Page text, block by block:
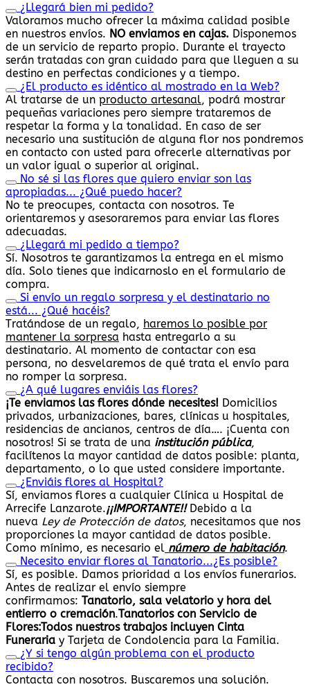
¿Llegará bien mi pedido?
Valoramos mucho ofrecer la máxima calidad posible
en nuestros envíos. NO enviamos en cajas. Disponemos
de un servicio de reparto propio. Durante el trayecto
serán tratadas con gran cuidado para que lleguen a su
destino en perfectas condiciones y a tiempo.
¿El producto es idéntico al mostrado en la Web?
Al tratarse de un producto artesanal, podrá mostrar
pequeñas variaciones pero siempre trataremos de
respetar la forma y la tonalidad. En caso de ser
necesario una sustitución de alguna flor nos pondremos
en contacto con usted para ofrecerle alternativas por
un valor igual o superior al original.
No sé si las flores que quiero enviar son las
apropiadas... ¿Qué puedo hacer?
No te preocupes, contacta con nosotros. Te
orientaremos y asesoraremos para enviar las flores
adecuadas.
¿Llegará mi pedido a tiempo?
Sí. Nosotros te garantizamos la entrega en el mismo
día. Solo tienes que indicarnoslo en el formulario de
compra.
Si envío un regalo sorpresa y el destinatario no
está... ¿Qué hacéis?
Tratándose de un regalo, haremos lo posible por
mantener la sorpresa hasta entregarlo a su
destinatario. Al momento de contactar con esa
persona, no desvelaremos de qué trata el envío para
no romper la sorpresa.
¿A qué lugares enviáis las flores?
¡Te enviamos las flores dónde necesites! Domicilios
privados, urbanizaciones, bares, clínicas u hospitales,
residencias de ancianos, centros de día…. ¡Cuenta con
nosotros! Si se trata de una institución pública,
facilítenos la mayor cantidad de datos posible: planta,
departamento, o lo que usted considere importante.
¿Enviáis flores al Hospital?
Sí, enviamos flores a cualquier Clínica u Hospital de
Arrecife Lanzarote.¡¡IMPORTANTE!! Debido a la
nueva Ley de Protección de datos, necesitamos que nos
proporciones la mayor cantidad de datos posible.
Como mínimo, es necesario el número de habitación.
Necesito enviar flores al Tanatorio...¿Es posible?
Sí, es posible. Damos prioridad a los envíos funerarios.
Antes de realizar el envío siempre
confirmamos: Tanatorio, sala velatorio y hora del
entierro o cremación.Tanatorios con Servicio de
Flores:Todos nuestros trabajos incluyen Cinta
Funeraria y Tarjeta de Condolencia para la Familia.
¿Y si tengo algún problema con el producto
recibido?
Contacta con nosotros. Buscaremos una solución.